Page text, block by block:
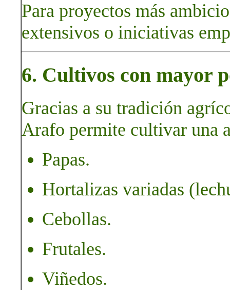
Para proyectos más
extensivos o iniciativas
6. Cultivos con mayor
Gracias a su tradición
Arafo permite cultivar una
Papas.
Hortalizas variadas
Cebollas.
Frutales.
Viñedos.